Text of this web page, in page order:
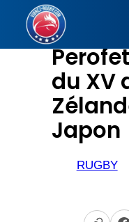
Aller
contenu
du XV
Japon
RUGBY